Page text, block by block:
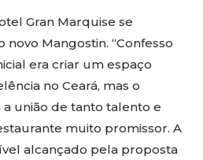
Gran Marquise se
novo Mangostin. “Confesso
era criar um espaço
no Ceará, mas o
união de tanto talento e
muito promissor. A
alcançado pela proposta